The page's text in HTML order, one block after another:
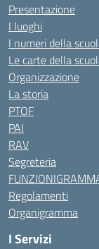
Presentazione
I luoghi
I numeri della
Le carte della
Organizzazione
La storia
PTOF
PAI
RAV
Segreteria
Regolamenti
Organigramma
I Servizi